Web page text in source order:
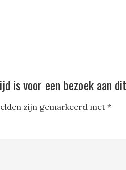
is voor een bezoek aan
zijn gemarkeerd met*